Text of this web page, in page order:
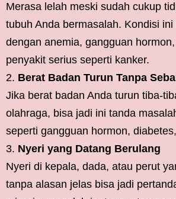
Merasa lelah meski sudah cukup
tubuh Anda bermasalah. Kondisi
dengan anemia, gangguan
penyakit serius seperti kanker.
Berat Badan Turun Tanpa
Jika berat badan Anda turun tiba-
olahraga, bisa jadi ini tanda
seperti gangguan hormon,
Nyeri yang Datang Berulang
Nyeri di kepala, dada, atau perut
tanpa alasan jelas bisa jadi